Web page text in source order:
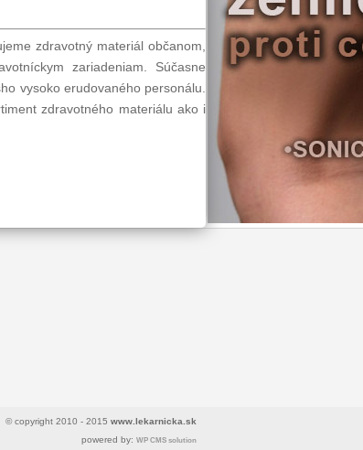
zdravotný materiál občanom,
zariadeniam. Súčasne
vysoko erudovaného personálu.
zdravotného materiálu ako i
© copyright 2010 - 2015 www.lekarnicka.sk
powered by: WP CMS solution